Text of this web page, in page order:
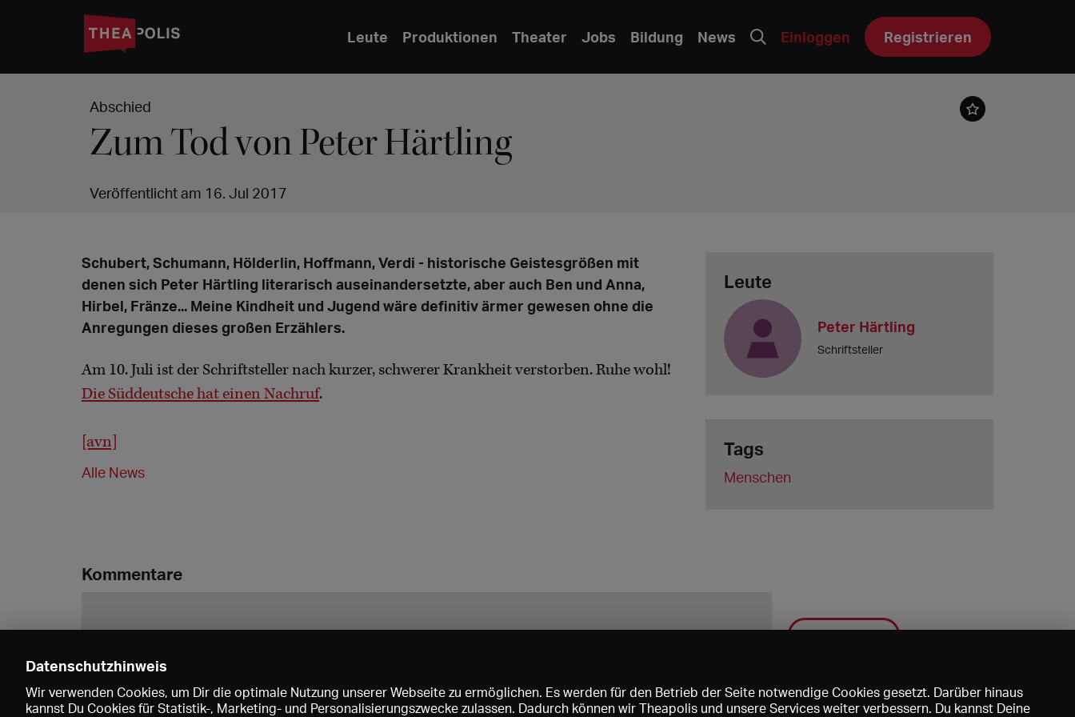
Leute Produktionen Theater Jobs Bildung News Einloggen Registrieren
Abschied
Zum Tod von Peter Härtling
Veröffentlicht am 16. Jul 2017
Schubert, Schumann, Hölderlin, Hoffmann, Verdi - historische Geistesgrößen mit
denen sich Peter Härtling literarisch auseinandersetzte, aber auch Ben und Anna,
Hirbel, Fränze... Meine Kindheit und Jugend wäre definitiv ärmer gewesen ohne die
Anregungen dieses großen Erzählers.
Am 10. Juli ist der Schriftsteller nach kurzer, schwerer Krankheit verstorben. Ruhe wohl!
Die Süddeutsche hat einen Nachruf.
[avn]
Alle News
Leute
Peter Härtling
Schriftsteller
Tags
Menschen
Kommentare
Speichern
Datenschutzhinweis
Wir verwenden Cookies, um Dir die optimale Nutzung unserer Webseite zu ermöglichen. Es werden für den Betrieb der Seite notwendige Cookies gesetzt. Darüber hinaus
kannst Du Cookies für Statistik-, Marketing- und Personalisierungszwecke zulassen. Dadurch können wir Theapolis und unsere Services weiter verbessern. Du kannst Deine